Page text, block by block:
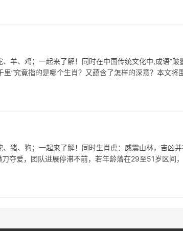
羊、鸡；一起来了解！同时在中国传统文化中,成语“跛
”究竟指的是哪个生肖？又蕴含了怎样的深意？本文将
猪、狗；一起来了解！同时生肖虎：威震山林，吉凶
夺爱，团队进展停滞不前，若年龄落在29至51岁区间